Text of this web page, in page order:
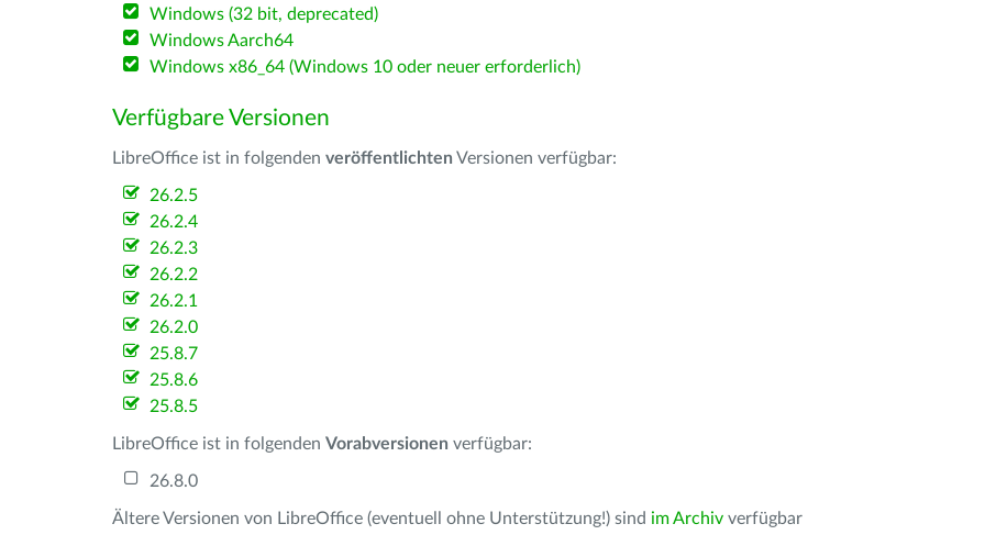
Windows (32 bit, deprecated)
Windows Aarch64
Windows x86_64 (Windows 10 oder neuer erforderlich)
Verfügbare Versionen
LibreOffice ist in folgenden veröffentlichten Versionen verfügbar:
26.2.5
26.2.4
26.2.3
26.2.2
26.2.1
26.2.0
25.8.7
25.8.6
25.8.5
LibreOffice ist in folgenden Vorabversionen verfügbar:
26.8.0
Ältere Versionen von LibreOffice (eventuell ohne Unterstützung!) sind im Archiv verfügbar